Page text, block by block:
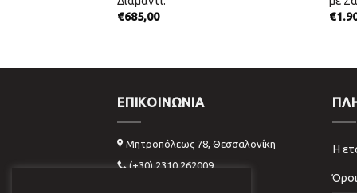
€685,00
€
ΕΠΙΚΟΙΝΩΝΊΑ
Μητροπόλεως 78, Θεσσαλονίκη
(+30) 2310 262009
Η